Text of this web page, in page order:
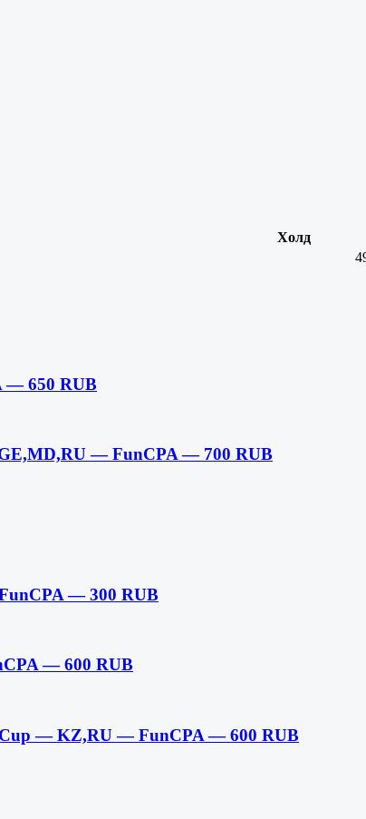
Холд
— 650 RUB
GE,MD,RU — FunCPA — 700 RUB
— 300 RUB
— 600 RUB
Cup — KZ,RU — FunCPA — 600 RUB